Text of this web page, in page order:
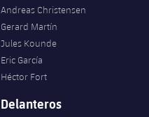
Andreas Christensen
Gerard Martín
Jules Kounde
Eric García
Héctor Fort
Delanteros